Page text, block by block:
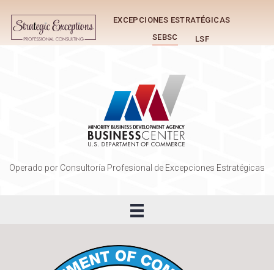
EXCEPCIONES ESTRATÉGICAS
SEBSC
LSF
Operado por Consultoría Profesional de Excepciones Estratégicas